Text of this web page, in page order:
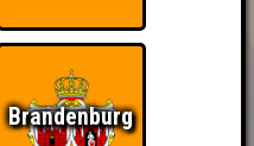
Brandenburg